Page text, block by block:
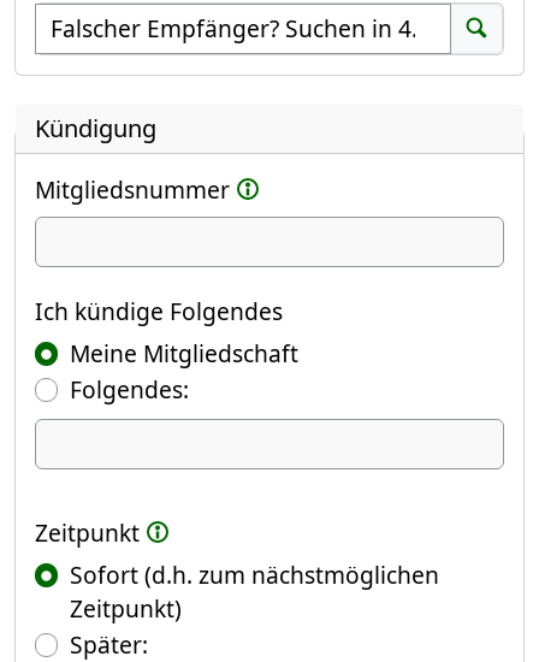
Empfänger suchen
Suchen
Kündigung
Mitgliedsnummer
Ich kündige
Ich kündige Folgendes
Meine Mitgliedschaft
Folgendes:
Ich kündige Folgendes
Zeitpunkt
Sofort (d.h. zum nächstmöglichen
Zeitpunkt)
Später:(Fokus springt automatisch ins